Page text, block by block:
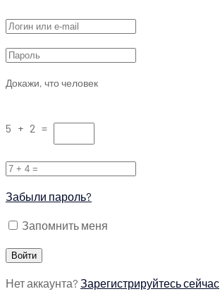
Докажи, что человек
5 + 2 =
Забыли пароль?
Запомнить меня
Нет аккаунта? Зарегистрируйтесь сейчас